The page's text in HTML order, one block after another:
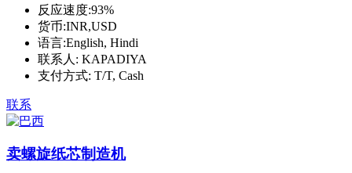
反应速度:93%
货币:INR,USD
语言:English, Hindi
联系人: KAPADIYA
支付方式: T/T, Cash
联系
卖螺旋纸芯制造机